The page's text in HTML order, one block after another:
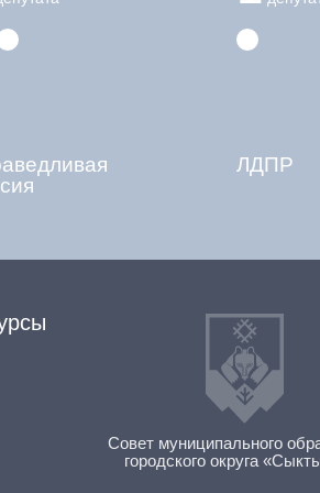
ЛДПР
Совет муниципального
городского округа